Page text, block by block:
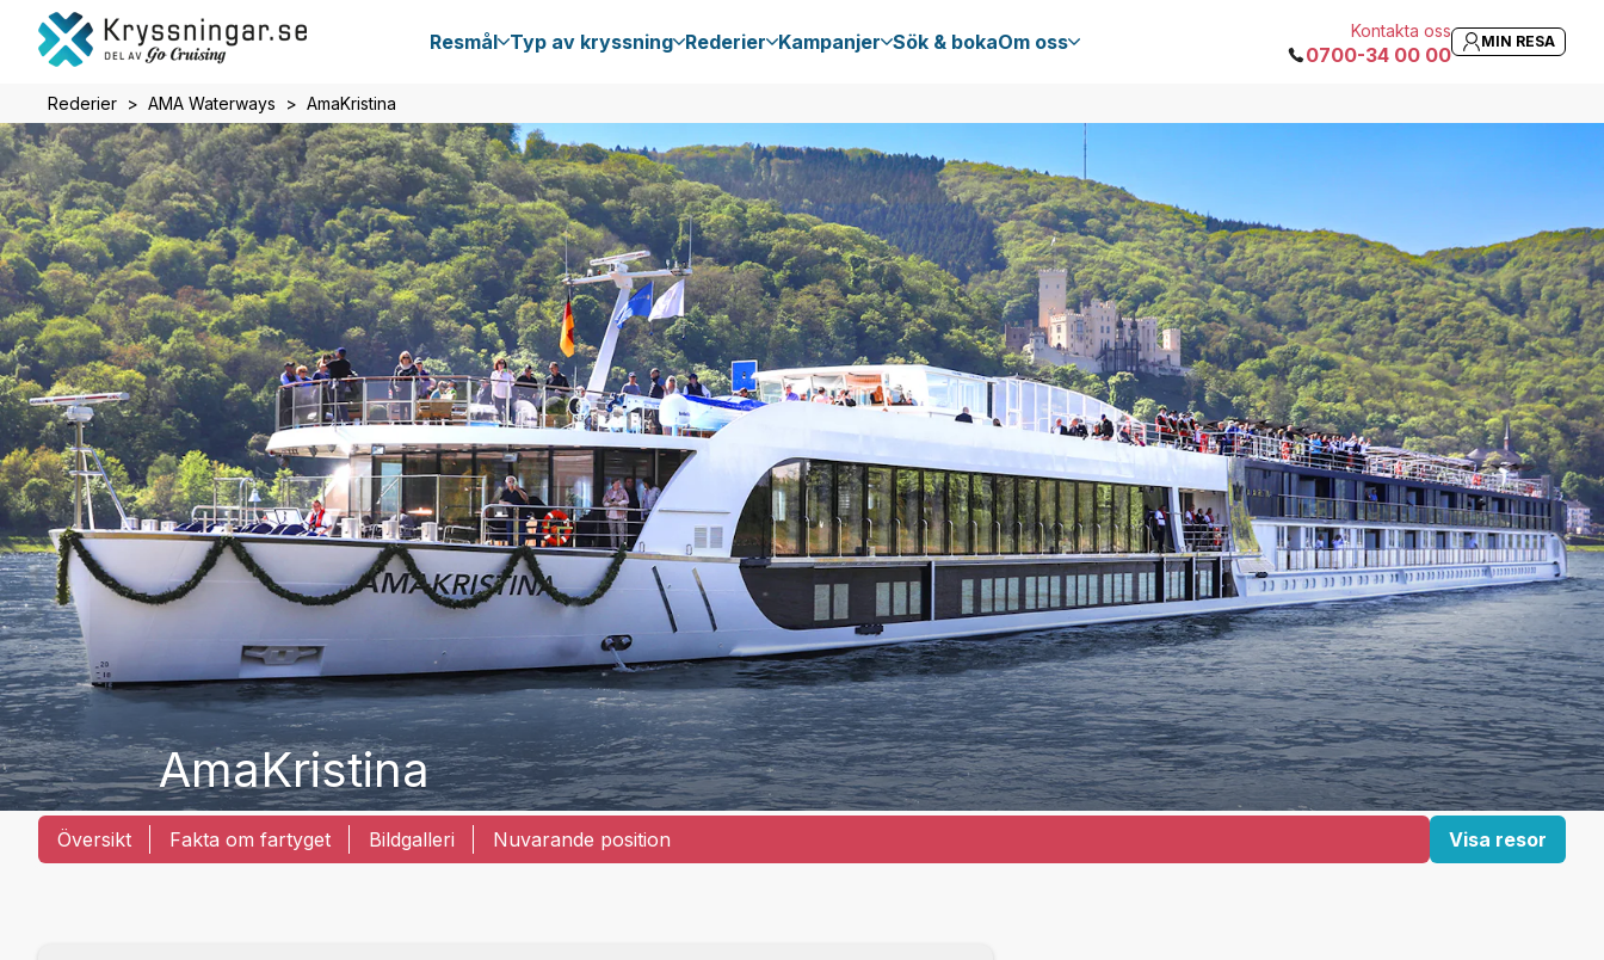
Resmål Typ av kryssning Rederier Kampanjer Sök & bokaOm oss Kontakta oss
0700-34 00 00
MIN RESA
Rederier AMA Waterways AmaKristina
AmaKristina
Översikt Fakta om fartyget Bildgalleri Nuvarande position Visa resor